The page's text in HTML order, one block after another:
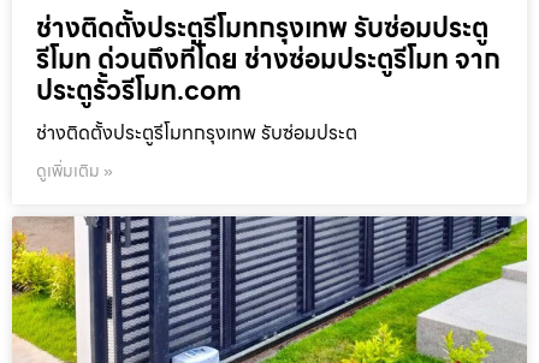
ช่างติดตั้งประตูรีโมทกรุงเทพ รับซ่อมประตู
รีโมท ด่วนถึงที่โดย ช่างซ่อมประตูรีโมท จาก
ประตูรั้วรีโมท.com
ช่างติดตั้งประตูรีโมทกรุงเทพ รับซ่อมประต
ดูเพิ่มเติม »